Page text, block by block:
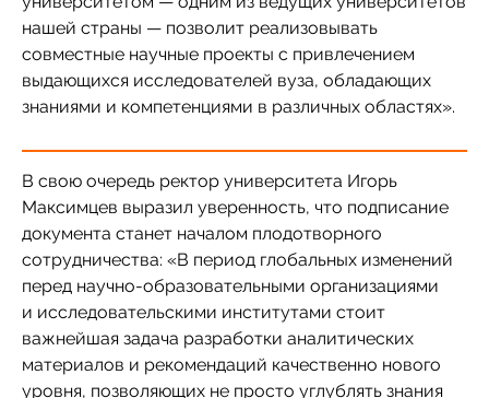
нашей страны — позволит реализовывать
совместные научные проекты с привлечением
выдающихся исследователей вуза, обладающих
знаниями и компетенциями в различных областях».
В свою очередь ректор университета Игорь
Максимцев выразил уверенность, что подписание
документа станет началом плодотворного
сотрудничества: «В период глобальных изменений
перед научно-образовательными организациями
и исследовательскими институтами стоит
важнейшая задача разработки аналитических
материалов и рекомендаций качественно нового
уровня, позволяющих не просто углублять знания